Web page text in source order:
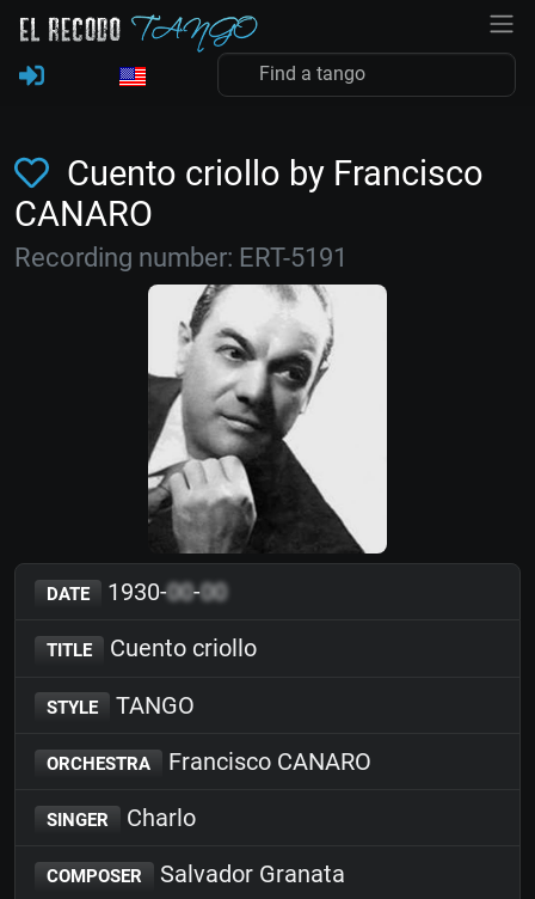
Cuento criollo by Francisco
CANARO
Recording number: ERT-5191
DATE 1930-00-00
TITLE Cuento criollo
STYLE TANGO
ORCHESTRA Francisco CANARO
SINGER Charlo
COMPOSER Salvador Granata